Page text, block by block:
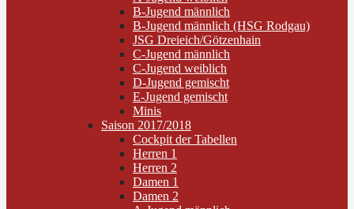
B-Jugend männlich
B-Jugend männlich (HSG Rodgau)
JSG Dreieich/Götzenhain
C-Jugend männlich
C-Jugend weiblich
D-Jugend gemischt
E-Jugend gemischt
Minis
Saison 2017/2018
Cockpit der Tabellen
Herren 1
Herren 2
Damen 1
Damen 2